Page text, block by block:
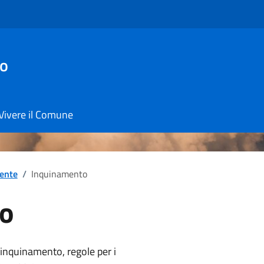
il Comune
/ Inquinamento
regole per i